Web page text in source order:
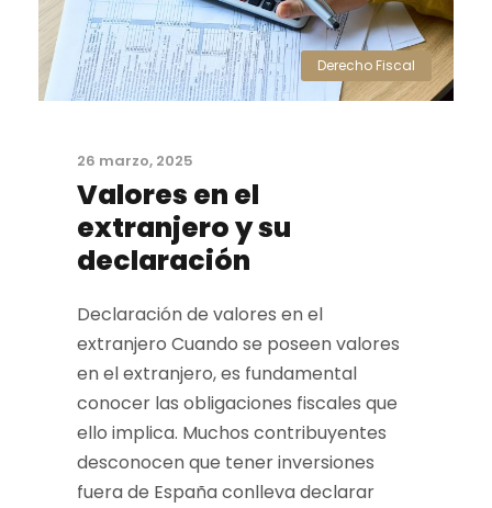
Derecho Fiscal
26 marzo, 2025
Valores en el
extranjero y su
declaración
Declaración de valores en el
extranjero Cuando se poseen valores
en el extranjero, es fundamental
conocer las obligaciones fiscales que
ello implica. Muchos contribuyentes
desconocen que tener inversiones
fuera de España conlleva declarar